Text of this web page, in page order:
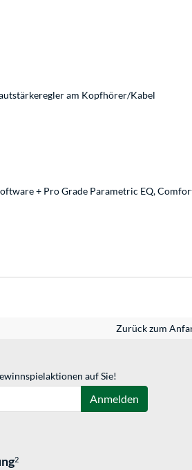
am Kopfhörer/Kabel
+ Pro Grade Parametric EQ,
Zurück zum
auf Sie!
Anmelden
2